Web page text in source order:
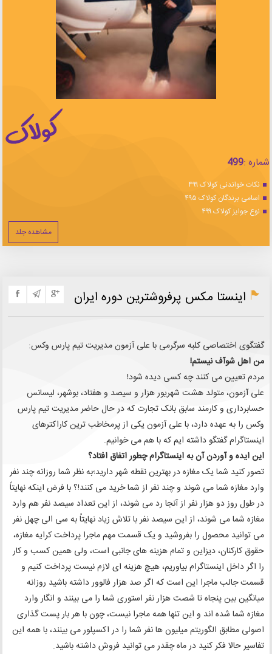
شماره :499
نکات خواندنی کولاک ۴۹۹
اسامی برندگان کولاک ۴۹۵
نوع جوایز کولاک ۴۹۹
مشاهده جلد
اینستا مکس پرفروشترین دوره ایران
گفتگوی اختصاصی کلبه سرگرمی با علی آزمون مدیریت تیم پارس وکس:
من اهل شوآف نیستم!
مردم تعیین می کنند چه کسی دیده شود!
علی آزمون، متولد هشت شهریور هزار و سیصد و هفتاد، بوشهر، لیسانس
حسابرداری و کارمند سابق بانک تجارت که در حال حاضر مدیریت تیم پارس
وکس را به عهده دارد، با علی آزمون یکی از پرمخاطب ترین کاراکترهای
اینستاگرام گفتگو داشته ایم که با هم می خوانیم.
این ایده و آوردن آن به اینستاگرام چطور اتفاق افتاد؟
تصور کنید شما یک مغازه در بهترین نقطه شهر دارید؛به نظر شما روزانه چند نفر
وارد مغازه شما می شوند و چند نفر از شما خرید می کنند!؟ با فرض اینکه نهایتاً
در طول روز دو هزار نفر از آنجا رد می شوند، از این تعداد سیصد نفر هم وارد
مغازه شما می شوند، از این سیصد نفر با تلاش زیاد نهایتاً به سی الی چهل نفر
می توانید محصول را بفروشید و یک قسمت مهم ماجرا پرداخت کرایه مغازه،
حقوق کارکنان، دیزاین و تمام هزینه های جانبی است، ولی همین کسب و کار
را اگر داخل اینستاگرام بیاوریم، هیچ هزینه ای لازم نیست پرداخت کنیم و
قسمت جالب ماجرا این است که اگر صد هزار فالوور داشته باشید روزانه
میانگین بین پنجاه تا شصت هزار نفر استوری شما را می بینند و انگار وارد
مغازه شما شده اند و این تنها همه ماجرا نیست، چون با هر بار پست گذاری
اصولی مطابق الگوریتم میلیون ها نفر شما را در اکسپلور می بینند، با همه این
تفاسیر حالا فکر کنید در ماه چقدر می توانید فروش داشته باشید.